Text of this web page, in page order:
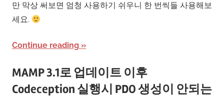
만 막상 써보면 엄청 사용하기 쉬우니 한 번씩들 사용해보
세요.
Continue reading
MAMP 3.1로 업데이트 이후
Codeception 실행시 PDO 생성이 안되는